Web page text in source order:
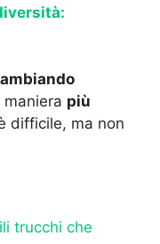
più
difficile, ma non
trucchi che